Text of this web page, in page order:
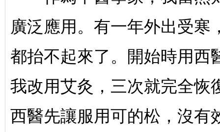
廣泛應用。有一年外出受寒
都抬不起來了。開始時用西
我改用艾灸，三次就完全恢
西醫先讓服用可的松，沒有